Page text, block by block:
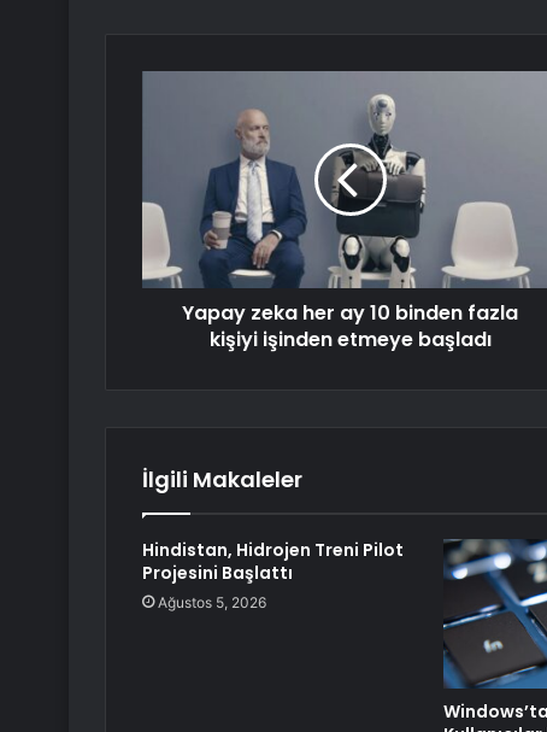
Yapay zeka her ay 10 binden fazla
kişiyi işinden etmeye başladı
İlgili Makaleler
Hindistan, Hidrojen Treni Pilot
Projesini Başlattı
Ağustos 5, 2026